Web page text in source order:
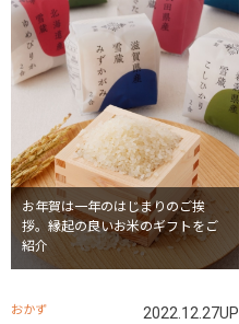
お年賀は一年のはじまりのご挨
拶。縁起の良いお米のギフトをご
紹介
おかず 2022.12.27UP